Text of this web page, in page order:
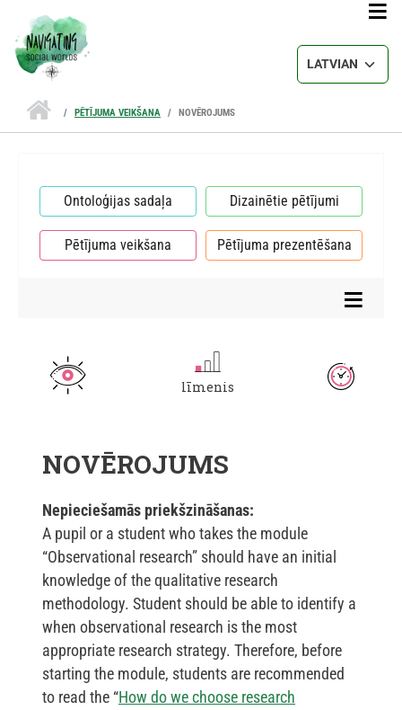
Select your
PĒTĪJUMA VEIKŠANA NOVĒROJUMS
līmenis
NOVĒROJUMS
Nepieciešamās priekšzināšanas:
A pupil or a student who takes the module
“Observational research” should have an initial
knowledge of the qualitative research
methodology. Student should be able to identify a
when observational research is the most
appropriate research strategy. Therefore, before
starting the module, students are recommended
to read the “How do we choose research
Ontoloģijas sadaļa Dizainētie pētījumi
Pētījuma veikšana Pētījuma prezentēšana